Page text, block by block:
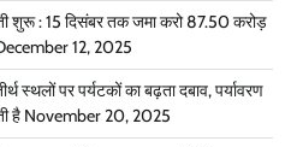
शुरू : 15 दिसंबर तक जमा करो 87.50 करोड़
12, 2025
स्थलों पर पर्यटकों का बढ़ता दबाव, पर्यावरण
है November 20, 2025